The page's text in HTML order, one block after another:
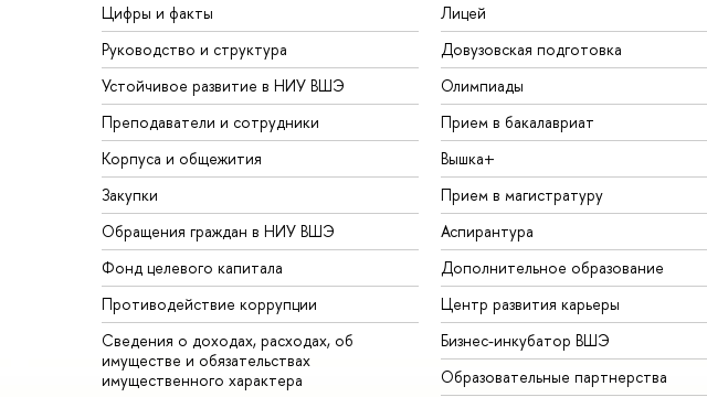
Цифры и факты
Руководство и структура
Устойчивое развитие в НИУ ВШЭ
Преподаватели и сотрудники
Корпуса и общежития
Закупки
Обращения граждан в НИУ ВШЭ
Фонд целевого капитала
Противодействие коррупции
Сведения о доходах, расходах, об
имуществе и обязательствах
имущественного характера
Лицей
Довузовская подготовка
Олимпиады
Прием в бакалавриат
Вышка+
Прием в магистратуру
Аспирантура
Дополнительное образование
Центр развития карьеры
Бизнес-инкубатор ВШЭ
Образовательные партнерства